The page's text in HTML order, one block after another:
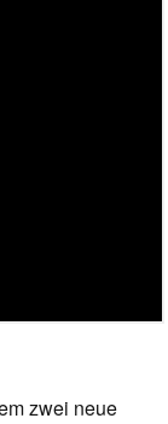
zwei neue